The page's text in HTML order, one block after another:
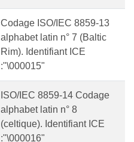
Codage ISO/IEC 8859-13
alphabet latin n° 7 (Baltic
Rim). Identifiant ICE
:"\000015"
ISO/IEC 8859-14 Codage
alphabet latin n° 8
(celtique). Identifiant ICE
:"\000016"